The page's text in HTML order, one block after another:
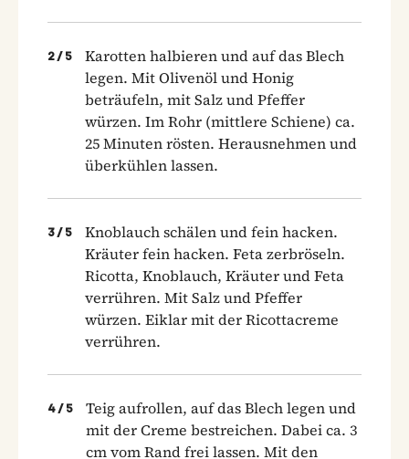
2 / 5
Karotten halbieren und auf das Blech
legen. Mit Olivenöl und Honig
beträufeln, mit Salz und Pfeffer
würzen. Im Rohr (mittlere Schiene) ca.
25 Minuten rösten. Herausnehmen und
überkühlen lassen.
3 / 5
Knoblauch schälen und fein hacken.
Kräuter fein hacken. Feta zerbröseln.
Ricotta, Knoblauch, Kräuter und Feta
verrühren. Mit Salz und Pfeffer
würzen. Eiklar mit der Ricottacreme
verrühren.
4 / 5
Teig aufrollen, auf das Blech legen und
mit der Creme bestreichen. Dabei ca. 3
cm vom Rand frei lassen. Mit den